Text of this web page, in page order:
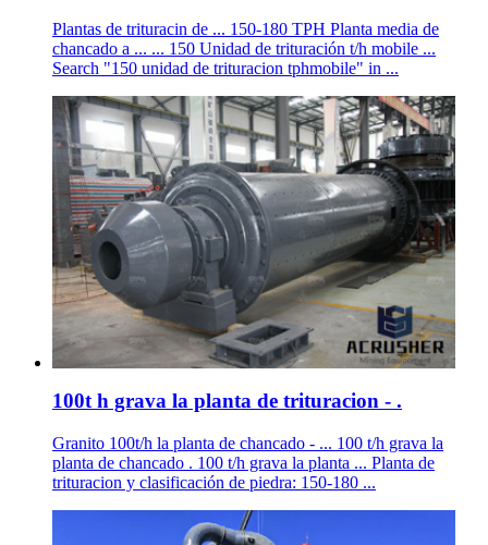
Plantas de trituracin de ... 150-180 TPH Planta media de
chancado a ... ... 150 Unidad de trituración t/h mobile ...
Search "150 unidad de trituracion tphmobile" in ...
100t h grava la planta de trituracion - .
Granito 100t/h la planta de chancado - ... 100 t/h grava la
planta de chancado . 100 t/h grava la planta ... Planta de
trituracion y clasificación de piedra: 150-180 ...